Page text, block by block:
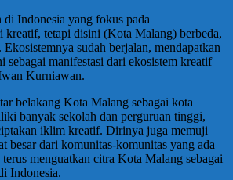
di Indonesia yang fokus pada
kreatif, tetapi disini (Kota Malang) berbeda,
sudah berjalan, mendapatkan
sebagai manifestasi dari ekosistem kreatif
Kurniawan.
belakang Kota Malang sebagai kota
banyak sekolah dan perguruan tinggi,
iklim kreatif. Dirinya juga memuji
besar dari komunitas-komunitas yang ada
menguatkan citra Kota Malang sebagai
Indonesia.